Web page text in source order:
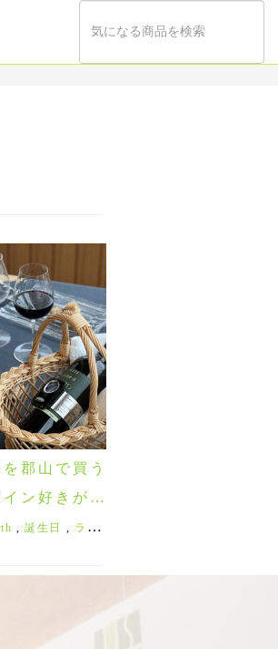
北欧のガラス,マリメッコガラス
, limelight,インフォーマル
ター,ピルスナー
郡山で買う
ン好きが本
メグラス5
,誕生日 , ライムライト